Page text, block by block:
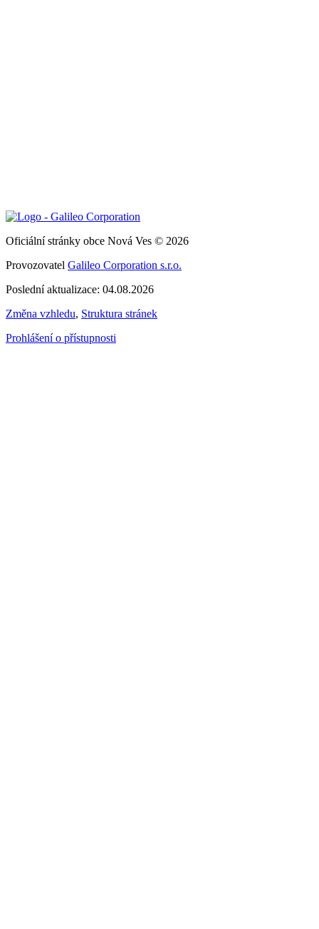
Oficiální stránky obce Nová Ves © 2026
Provozovatel Galileo Corporation s.r.o.
Poslední aktualizace: 04.08.2026
Změna vzhledu, Struktura stránek
Prohlášení o přístupnosti